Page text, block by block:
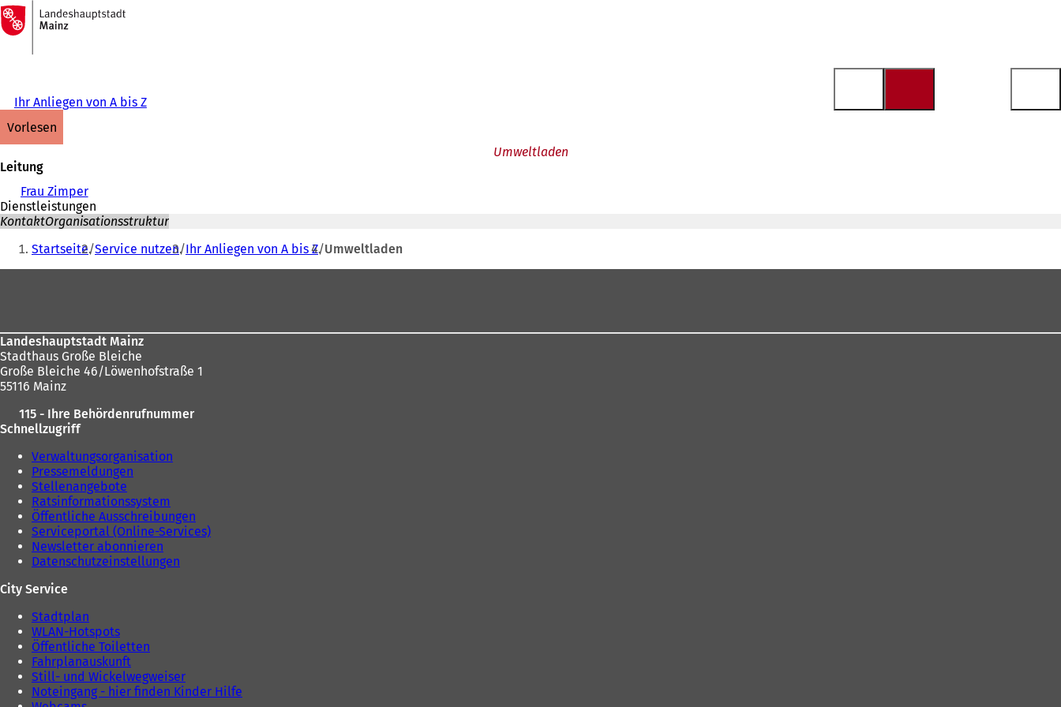
Inhalt anspringen
Zur
Startseite
Ihr Anliegen von A bis Z
vorlesen
Umweltladen
Leitung
Frau Zimper
Dienstleistungen
KontaktOrganisationsstruktur
Sie
befinden
Startseite Service nutzen Ihr Anliegen von A bis Z Umweltladen
Landeshauptstadt Mainz
Stadthaus Große Bleiche
Große Bleiche 46/Löwenhofstraße 1
55116 Mainz
115 - Ihre Behördenrufnummer
Schnellzugriff
Verwaltungsorganisation
Pressemeldungen
Stellenangebote
Ratsinformationssystem
Öffentliche Ausschreibungen
Serviceportal (Online-Services)
Newsletter abonnieren
Datenschutzeinstellungen
City Service
Stadtplan
WLAN-Hotspots
Öffentliche Toiletten
Fahrplanauskunft
Still- und Wickelwegweiser
Noteingang - hier finden Kinder Hilfe